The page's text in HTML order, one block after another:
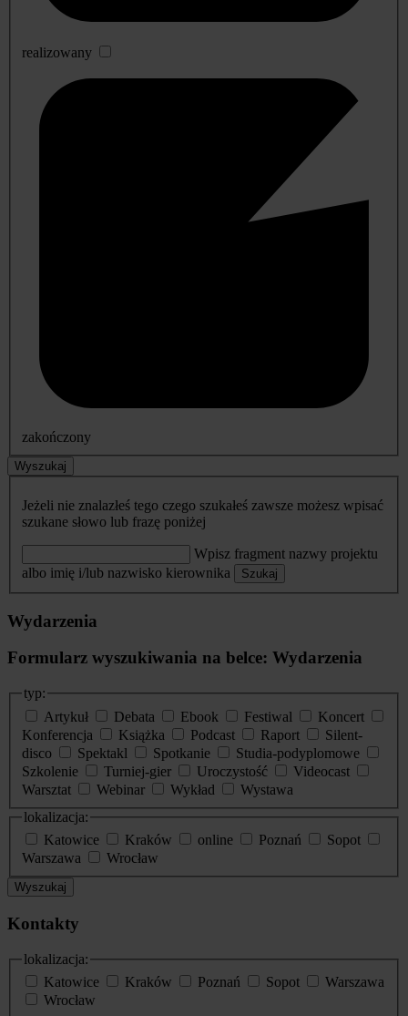
realizowany
zakończony
Wyszukaj
Jeżeli nie znalazłeś tego czego szukałeś zawsze możesz wpisać
szukane słowo lub frazę poniżej
Wpisz fragment nazwy projektu
albo imię i/lub nazwisko kierownika
Szukaj
Wydarzenia
Formularz wyszukiwania na belce: Wydarzenia
typ:
Artykuł
Debata Ebook Festiwal
Koncert
Konferencja
Książka Podcast Raport
Silent-
disco
Spektakl Spotkanie
Studia-podyplomowe
Szkolenie
Turniej-gier Uroczystość
Videocast
Warsztat
Webinar Wykład
Wystawa
lokalizacja:
Katowice
Kraków online Poznań
Sopot
Warszawa
Wrocław
Wyszukaj
Kontakty
lokalizacja:
Katowice
Kraków Poznań Sopot
Warszawa
Wrocław